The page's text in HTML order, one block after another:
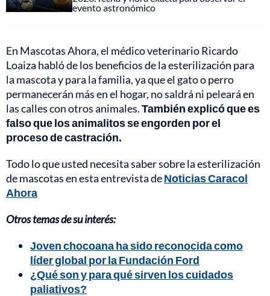
evento astronómico
En Mascotas Ahora, el médico veterinario Ricardo
Loaiza habló de los beneficios de la esterilización para
la mascota y para la familia, ya que el gato o perro
permanecerán más en el hogar, no saldrá ni peleará en
las calles con otros animales.También explicó que es
falso que los animalitos se engorden por el
proceso de castración.
Todo lo que usted necesita saber sobre la esterilización
de mascotas en esta entrevista deNoticias Caracol
Ahora
Otros temas de su interés:
Joven chocoana ha sido reconocida como
líder global por la Fundación Ford
¿Qué son y para qué sirven los cuidados
paliativos?